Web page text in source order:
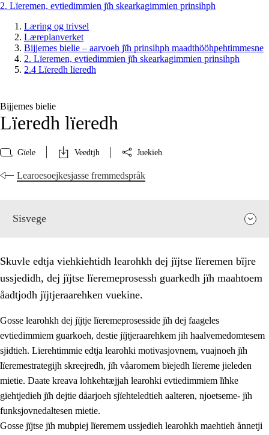
2. Lïeremen, evtiedimmien jïh skearkagimmien prinsihph
Læring og trivsel
Læreplanverket
Bijjemes bielie – aarvoeh jïh prinsihph maadthööhpehtimmesne
2. Lïeremen, evtiedimmien jïh skearkagimmien prinsihph
2.4 Lïeredh lïeredh
Bijjemes bielie
Lïeredh lïeredh
Gïele Veedtjh Juekieh
Learoesoejkesjasse fremmedspråk
Sisvege
Skuvle edtja viehkiehtidh learohkh dej jïjtse lïeremen bïjre
ussjedidh, dej jïjtse lïeremeprosessh guarkedh jïh maahtoem
åadtjodh jïjtjeraarehken vuekine.
Gosse learohkh dej jïjtje lïeremeprosesside jïh dej faageles
evtiedimmiem guarkoeh, destie jïjtjeraarehkem jïh haalvemedomtesem
sjidtieh. Lïerehtimmie edtja learohki motivasjovnem, vuajnoeh jïh
lïeremestrategijh skreejredh, jïh våaromem bïejedh lïereme jieleden
mietie. Daate kreava lohkehtæjjah learohki evtiedimmiem lïhke
gïehtjedieh jïh dejtie dåarjoeh sjïehteledtieh aalteren, njoetseme- jïh
funksjovnedaltesen mietie.
Gosse jïjtse jïh mubpiej lïeremem ussjedieh learohkh maehtieh ånnetji